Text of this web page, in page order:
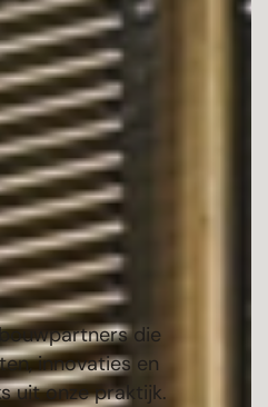
die
innovaties en
uit onze praktijk.